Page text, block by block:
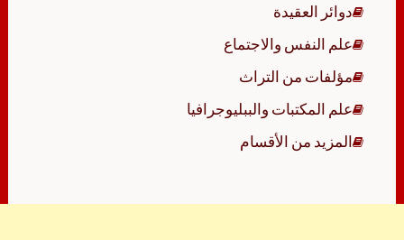
دوائر العقيدة
علم النفس والاجتماع
مؤلفات من التراث
علم المكتبات والببليوجرافيا
المزيد من الأقسام